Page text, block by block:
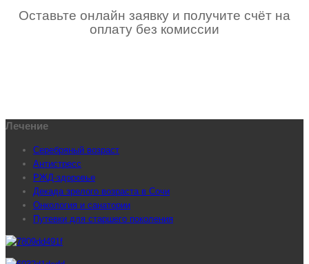
Оставьте онлайн заявку и получите счёт на
оплату без комиссии
Лечение
Серебряный возраст
Антистресс
РЖД-здоровье
Декада зрелого возраста в Сочи
Онкология и санатории
Путевки для старшего поколения